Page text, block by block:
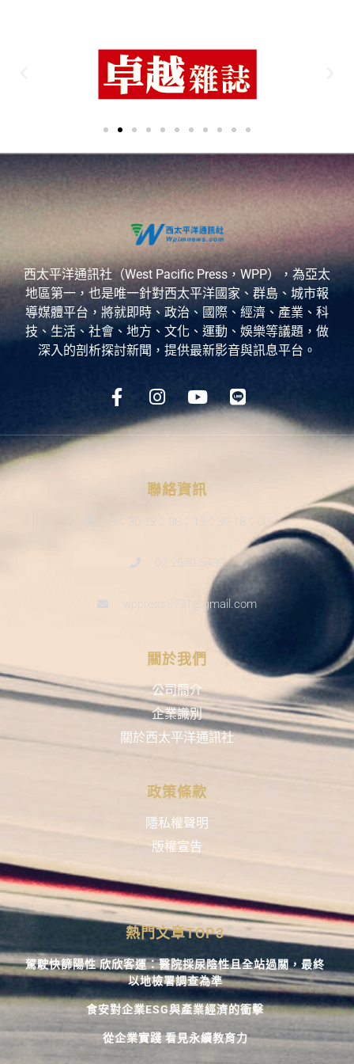
西太平洋通訊社（West Pacific Press，WPP），為亞太
地區第一，也是唯一針對西太平洋國家、群島、城市報
導媒體平台，將就即時、政治、國際、經濟、產業、科
技、生活、社會、地方、文化、運動、娛樂等議題，做
深入的剖析探討新聞，提供最新影音與訊息平台。
聯絡資訊
9：30-12：00；13：30-18：00
02-2570-5439
wppress0731@gmail.com
關於我們
公司簡介
企業識別
關於西太平洋通訊社
政策條款
隱私權聲明
版權宣告
熱門文章TOP3
駕駛快篩陽性 欣欣客運：醫院採尿陰性且全站過關，最終
以地檢署調查為準
食安對企業ESG與產業經濟的衝擊
從企業實踐 看見永續教育力